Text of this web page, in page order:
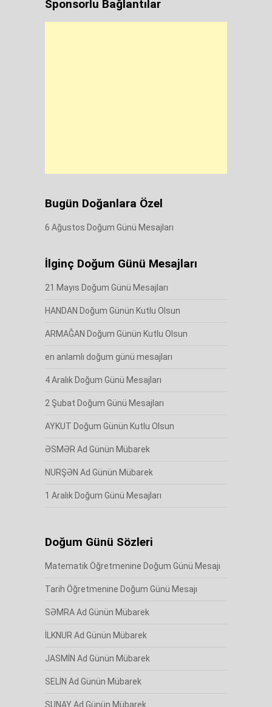
Sponsorlu Bağlantılar
Bugün Doğanlara Özel
6 Ağustos Doğum Günü Mesajları
İlginç Doğum Günü Mesajları
21 Mayıs Doğum Günü Mesajları
HANDAN Doğum Günün Kutlu Olsun
ARMAĞAN Doğum Günün Kutlu Olsun
en anlamlı doğum günü mesajları
4 Aralık Doğum Günü Mesajları
2 Şubat Doğum Günü Mesajları
AYKUT Doğum Günün Kutlu Olsun
ƏSMƏR Ad Günün Mübarek
NURŞƏN Ad Günün Mübarek
1 Aralık Doğum Günü Mesajları
Doğum Günü Sözleri
Matematik Öğretmenine Doğum Günü Mesajı
Tarih Öğretmenine Doğum Günü Mesajı
SƏMRA Ad Günün Mübarek
İLKNUR Ad Günün Mübarek
JASMİN Ad Günün Mübarek
SELİN Ad Günün Mübarek
SUNAY Ad Günün Mübarek